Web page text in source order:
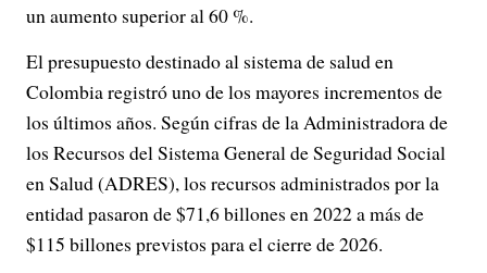
un aumento superior al 60 %.
El presupuesto destinado al sistema de salud en
Colombia registró uno de los mayores incrementos de
los últimos años. Según cifras de la Administradora de
los Recursos del Sistema General de Seguridad Social
en Salud (ADRES), los recursos administrados por la
entidad pasaron de $71,6 billones en 2022 a más de
$115 billones previstos para el cierre de 2026.